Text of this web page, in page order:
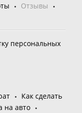
Отзывы
персональных
Как сделать
на авто